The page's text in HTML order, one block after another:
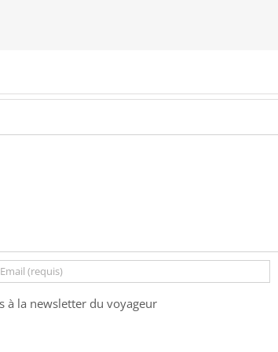
à la newsletter du voyageur